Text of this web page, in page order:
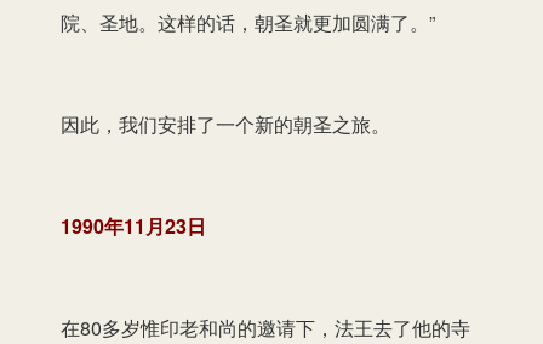
院、圣地。这样的话，朝圣就更加圆满了。”
因此，我们安排了一个新的朝圣之旅。
1990年11月23日
在80多岁惟印老和尚的邀请下，法王去了他的寺